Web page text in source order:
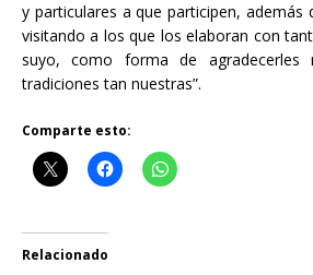
y particulares a que participen, además
visitando a los que los elaboran con
suyo, como forma de agradecerles
tradiciones tan nuestras”.
Comparte esto:
Relacionado